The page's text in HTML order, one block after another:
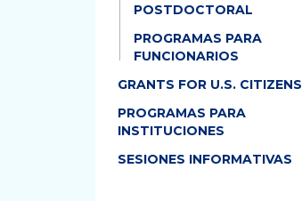
POSTDOCTORAL
PROGRAMAS PARA
FUNCIONARIOS
GRANTS FOR U.S. CITIZENS
PROGRAMAS PARA
INSTITUCIONES
SESIONES INFORMATIVAS